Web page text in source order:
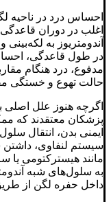
احساس درد در ناحیه
اغلب در دوران
آندومتریوز به
در طول قاعدگی،
مدفوع، درد هنگام
حالت تهوع و خستگی
اگرچه هنوز علل
پزشکان معتقدند که
ایمنی بدن، انتقال
سیستم لنفاوی،
مانند هیسترکتومی
به سلول‌های شبه
داخل حفره لگن از